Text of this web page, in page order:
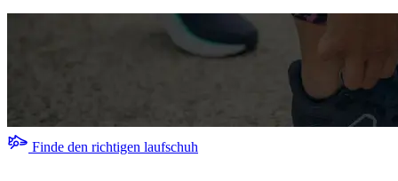
Finde den richtigen laufschuh